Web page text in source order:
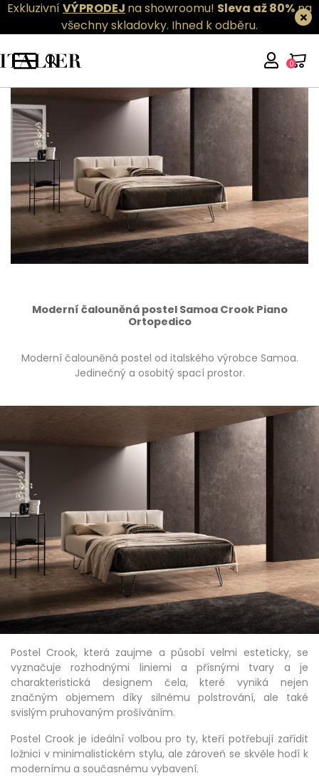
ExkluzivníVÝPRODEJ na showroomu! Sleva až 80%na
všechny skladovky. Ihned k odběru.
0
Moderní čalouněná postel Samoa Crook Piano
Ortopedico
Moderní čalouněná postel od italského výrobce Samoa.
Jedinečný a osobitý spací prostor.
Postel Crook, která zaujme a působí velmi esteticky, se
vyznačuje rozhodnými liniemi a přísnými tvary a je
charakteristická designem čela, které vyniká nejen
značným objemem díky silnému polstrování, ale také
svislým pruhovaným prošíváním.
Postel Crook je ideální volbou pro ty, kteří potřebují zařídit
ložnici v minimalistickém stylu, ale zároveň se skvěle hodí k
modernímu a současnému vybavení.